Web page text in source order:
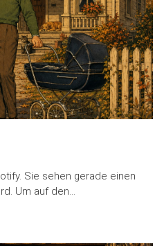
Sie sehen gerade einen
Um auf den…